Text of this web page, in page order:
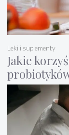
Jakie
Leki i suplementy